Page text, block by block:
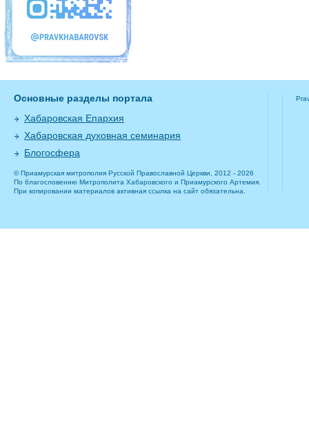
Основные разделы портала
Хабаровская Епархия
Хабаровская духовная семинария
Блогосфера
© Приамурская митрополия Русской Православной Церкви, 2012 - 2026
По благословению Митрополита Хабаровского и Приамурского Артемия.
При копировании материалов активная ссылка на сайт обязательна.